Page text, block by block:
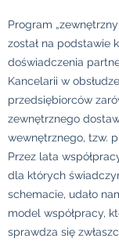
Program
został na podstawie
doświadczenia
Kancelarii w
przedsiębiorców
zewnętrznego
wewnętrznego, tzw.
Przez lata
dla których
schemacie, udało
model współpracy,
sprawdza się